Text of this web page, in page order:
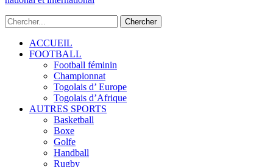
ACCUEIL
FOOTBALL
Football féminin
Championnat
Togolais d’ Europe
Togolais d’Afrique
AUTRES SPORTS
Basketball
Boxe
Golfe
Handball
Rugby